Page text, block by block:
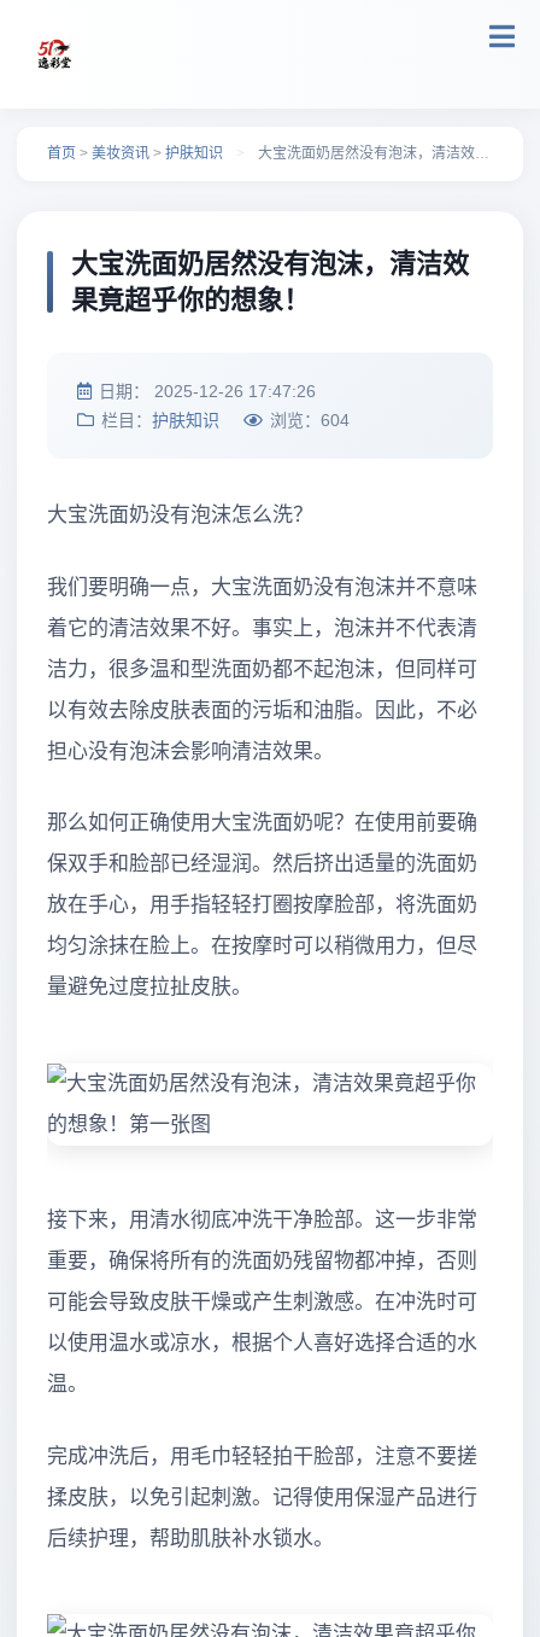
首页 > 美妆资讯 > 护肤知识 > 大宝洗面奶居然没有泡沫，清洁效果竟超乎你的想象！
大宝洗面奶居然没有泡沫，清洁效
果竟超乎你的想象！
日期： 2025-12-26 17:47:26
栏目： 护肤知识 浏览： 604
大宝洗面奶没有泡沫怎么洗？
我们要明确一点，大宝洗面奶没有泡沫并不意味
着它的清洁效果不好。事实上，泡沫并不代表清
洁力，很多温和型洗面奶都不起泡沫，但同样可
以有效去除皮肤表面的污垢和油脂。因此，不必
担心没有泡沫会影响清洁效果。
那么如何正确使用大宝洗面奶呢？在使用前要确
保双手和脸部已经湿润。然后挤出适量的洗面奶
放在手心，用手指轻轻打圈按摩脸部，将洗面奶
均匀涂抹在脸上。在按摩时可以稍微用力，但尽
量避免过度拉扯皮肤。
接下来，用清水彻底冲洗干净脸部。这一步非常
重要，确保将所有的洗面奶残留物都冲掉，否则
可能会导致皮肤干燥或产生刺激感。在冲洗时可
以使用温水或凉水，根据个人喜好选择合适的水
温。
完成冲洗后，用毛巾轻轻拍干脸部，注意不要搓
揉皮肤，以免引起刺激。记得使用保湿产品进行
后续护理，帮助肌肤补水锁水。